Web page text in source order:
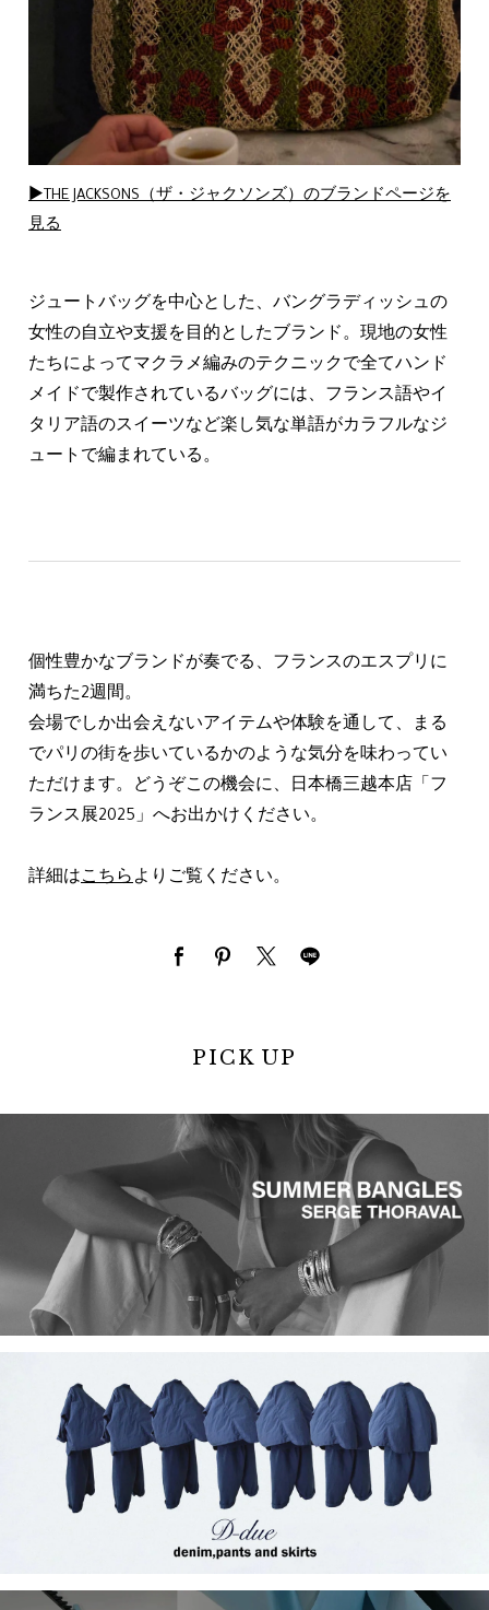
▶THE JACKSONS（ザ・ジャクソンズ）のブランドページを
見る
ジュートバッグを中心とした、バングラディッシュの
女性の自立や支援を目的としたブランド。現地の女性
たちによってマクラメ編みのテクニックで全てハンド
メイドで製作されているバッグには、フランス語やイ
タリア語のスイーツなど楽し気な単語がカラフルなジ
ュートで編まれている。
個性豊かなブランドが奏でる、フランスのエスプリに
満ちた2週間。
会場でしか出会えないアイテムや体験を通して、まる
でパリの街を歩いているかのような気分を味わってい
ただけます。どうぞこの機会に、日本橋三越本店「フ
ランス展2025」へお出かけください。
詳細はこちらよりご覧ください。
PICK UP